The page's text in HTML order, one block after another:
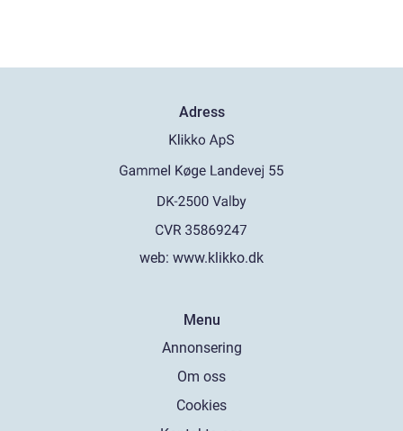
Adress
web: www.klikko.dk
Menu
Annonsering
Om oss
Cookies